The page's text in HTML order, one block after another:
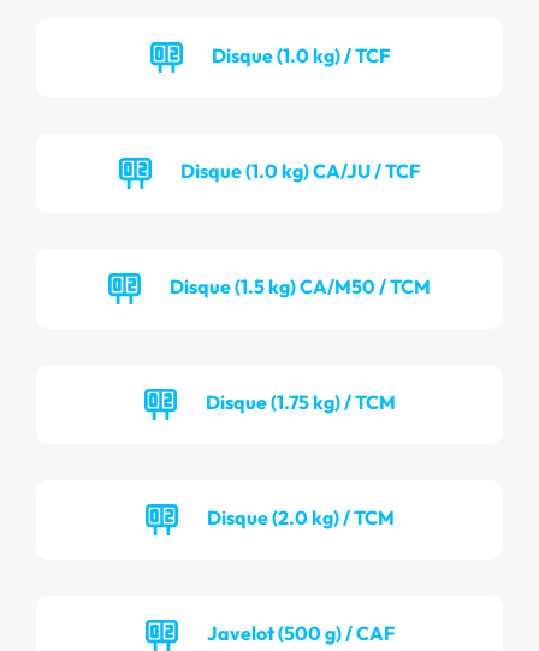
Disque (1.0 kg) / TCF
Disque (1.0 kg) CA/JU / TCF
Disque (1.5 kg) CA/M50 / TCM
Disque (1.75 kg) / TCM
Disque (2.0 kg) / TCM
Javelot (500 g) / CAF